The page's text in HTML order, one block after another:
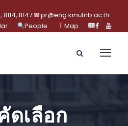
8147 ✉ pr@eng.kmutnb.ac.th
People Map
ดเลือก